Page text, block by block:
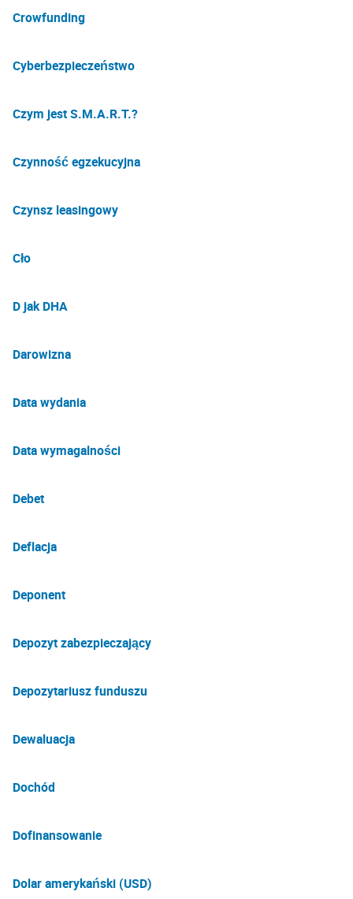
Crowfunding
Cyberbezpieczeństwo
Czym jest S.M.A.R.T.?
Czynność egzekucyjna
Czynsz leasingowy
Cło
D jak DHA
Darowizna
Data wydania
Data wymagalności
Debet
Deflacja
Deponent
Depozyt zabezpieczający
Depozytariusz funduszu
Dewaluacja
Dochód
Dofinansowanie
Dolar amerykański (USD)